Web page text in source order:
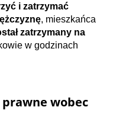
i zatrzymać
, mieszkańca
zatrzymany na
w godzinach
wobec